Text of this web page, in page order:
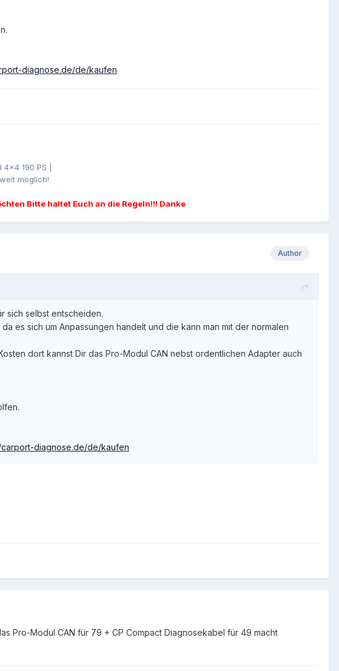
diagnose.de/de/kaufen
190 PS |
möglich!
Bitte haltet Euch an die Regeln!!! Danke
Author
sich selbst entscheiden.
es sich um Anpassungen handelt und die kann man mit der normalen
dort kannst Dir das Pro-Modul CAN nebst ordentlichen Adapter auch
diagnose.de/de/kaufen
Pro-Modul CAN für 79 + CP Compact Diagnosekabel für 49 macht